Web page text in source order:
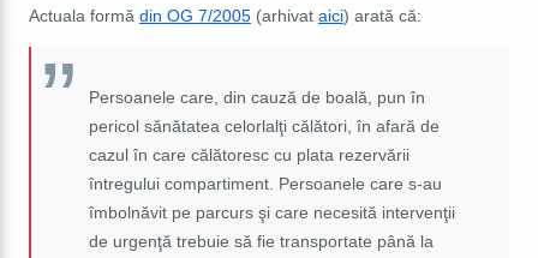
Actuala formă din OG 7/2005 (arhivat aici) arată că:
Persoanele care, din cauză de boală, pun în
pericol sănătatea celorlalţi călători, în afară de
cazul în care călătoresc cu plata rezervării
întregului compartiment . Persoanele care s-au
îmbolnăvit pe parcurs şi care necesită intervenţii
de urgenţă trebuie să fie transportate până la